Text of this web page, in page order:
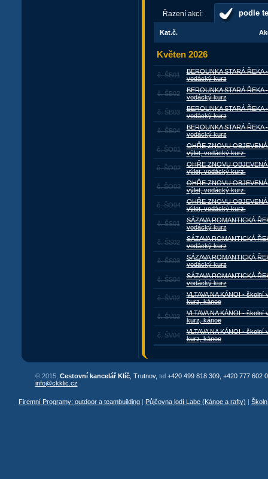
Řazení akcí: podle
Kat.č.
Květen 2026
č. ŠB01
BEROUNKA STARÁ
vodácký kurz
č. ŠB02
BEROUNKA STARÁ
vodácký kurz
č. ŠB03
BEROUNKA STARÁ
vodácký kurz
č. ŠB04
BEROUNKA STARÁ
vodácký kurz
č. ŠO01
OHŘE ZNOVU
výlet, vodácký kurz.
č. ŠO02
OHŘE ZNOVU
výlet, vodácký kurz.
č. ŠO03
OHŘE ZNOVU
výlet, vodácký kurz.
č. ŠO04
OHŘE ZNOVU
výlet, vodácký kurz.
č. ŠS01
SÁZAVA ROMANTICKÁ
vodácký kurz
č. ŠS02
SÁZAVA ROMANTICKÁ
vodácký kurz
č. ŠS03
SÁZAVA ROMANTICKÁ
vodácký kurz
č. ŠS04
SÁZAVA ROMANTICKÁ
vodácký kurz
č. ŠV02
VLTAVA NA KÁNOI -
kurz, kánoe
č. ŠV03
VLTAVA NA KÁNOI -
kurz, kánoe
č. ŠV04
VLTAVA NA KÁNOI -
kurz, kánoe
© 2015, Cestovní kancelář Klíč, Trutnov, tel +420 499 818 309, +420 777 602
info@ckklic.cz
Firemní Programy: outdoor a teambuilding| Půjčovna lodí Labe (Kánoe a rafty) |